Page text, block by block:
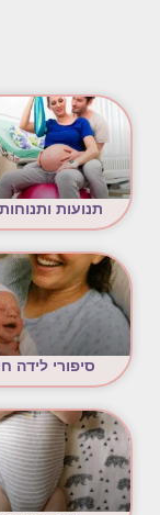
תנועות
סיפורי לידה